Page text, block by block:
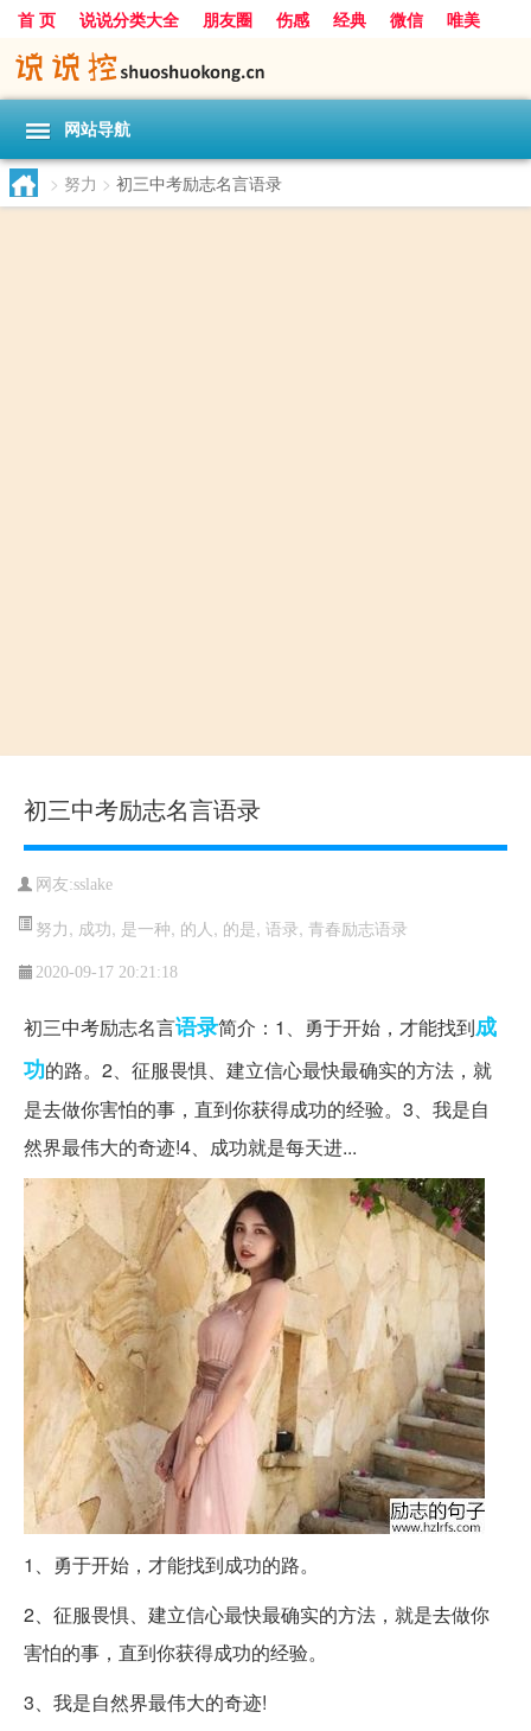
首 页 说说分类大全 朋友圈 伤感 经典 微信
唯美
励志
爱情 搞笑
网站导航
> 努力 > 初三中考励志名言语录
初三中考励志名言语录
网友:sslake
努力, 成功, 是一种, 的人 , 的是, 语录, 青春励志语录
2020-09-17 20:21:18
初三中考励志名言语录简介：1、勇于开始，才能找到成
功的路。2、征服畏惧、建立信心最快最确实的方法，就
是去做你害怕的事，直到你获得成功的经验。3、我是自
然界最伟大的奇迹!4、成功就是每天进...
1、勇于开始，才能找到成功的路。
2、征服畏惧、建立信心最快最确实的方法，就是去做你
害怕的事，直到你获得成功的经验。
3、我是自然界最伟大的奇迹!